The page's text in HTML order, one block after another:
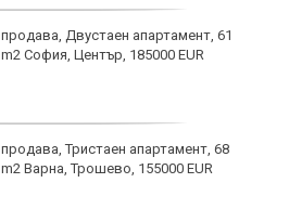
продава, Двустаен апартамент, 61
m2 София, Център, 185000 EUR
продава, Тристаен апартамент, 68
m2 Варна, Трошево, 155000 EUR